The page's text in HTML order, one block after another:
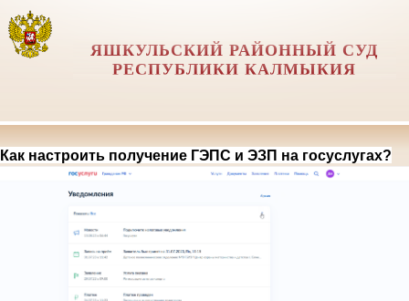
ЯШКУЛЬСКИЙ РАЙОННЫЙ СУД
РЕСПУБЛИКИ КАЛМЫКИЯ
Как настроить получение ГЭПС и ЭЗП на госуслугах?